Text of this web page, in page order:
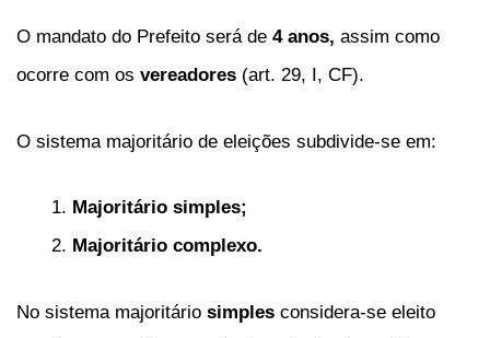
O mandato do Prefeito será de 4 anos, assim como
ocorre com os vereadores (art. 29, I, CF).
O sistema majoritário de eleições subdivide-se em:
Majoritário simples;
Majoritário complexo.
No sistema majoritário simples considera-se eleito